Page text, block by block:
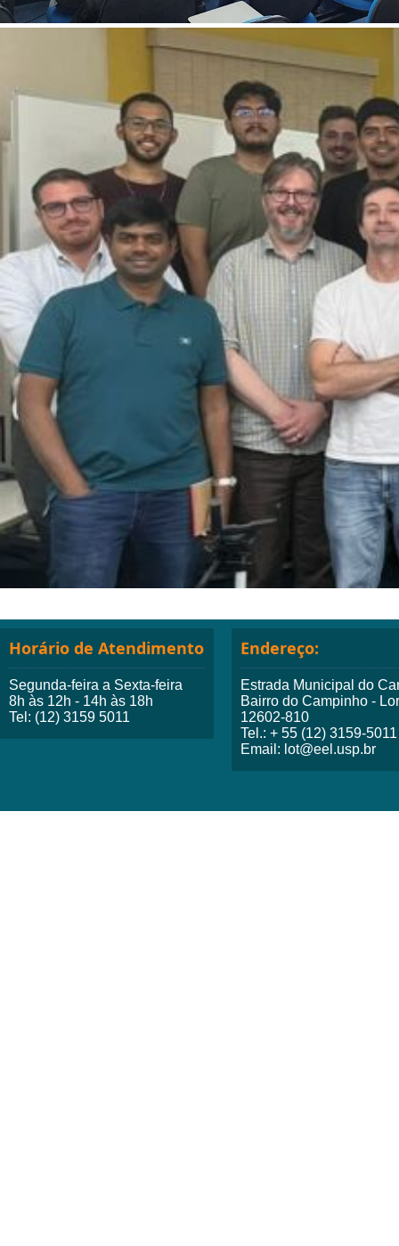
Horário de Atendimento
Segunda-feira a Sexta-feira
8h às 12h - 14h às 18h
Tel: (12) 3159 5011
Endereço:
Estrada Municipal do
Bairro do Campinho -
12602-810
Tel.: + 55 (12) 3159-5011
Email: lot@eel.usp.br